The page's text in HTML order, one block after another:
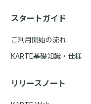
スタートガイド
ご利用開始の流れ
KARTE基礎知識・仕様
リリースノート